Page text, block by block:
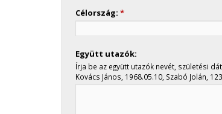
Célország:*
Együtt utazók:
Írja be az együtt utazók nevét, születési
Kovács János, 1968.05.10, Szabó Jolán,